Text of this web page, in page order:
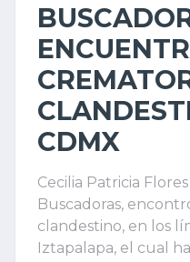
CDMX
Cecilia Patricia
Buscadoras,
clandestino, en los
Iztapalapa, el cual